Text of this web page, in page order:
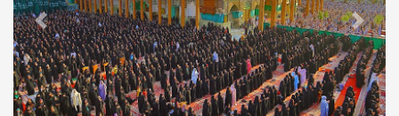
Next